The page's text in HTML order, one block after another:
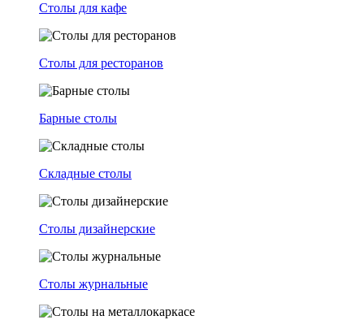
Столы для кафе
Столы для ресторанов
Барные столы
Складные столы
Столы дизайнерские
Столы журнальные